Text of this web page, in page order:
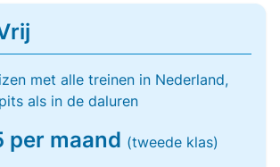
met alle treinen in Nederland,
als in de daluren
per maand (tweede klas)